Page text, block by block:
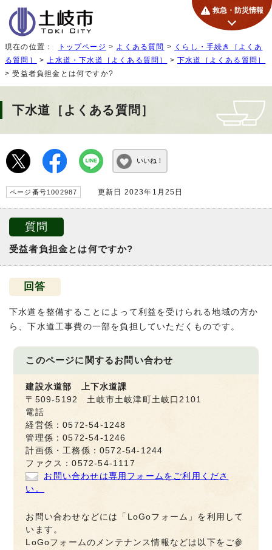
救急・防災情報
現在の位置： トップページ > よくある質問 > くらし・手続き［よくあ
る質問］
>上水道・下水道［よくある質問］ >下水道［よくある質問］
> 受益者負担金とは何ですか?
下水道［よくある質問］
いいね！
ページ番号1002987 更新日 2023年1月25日
質問
受益者負担金とは何ですか?
回答
下水道を整備することによって利益を受けられる地域の方か
ら、下水道工事費の一部を負担していただくものです。
このページに関するお問い合わせ
建設水道部 上下水道課
〒509-5192 土岐市土岐津町土岐口2101
電話
経営係：0572-54-1248
管理係：0572-54-1246
計画係・工務係：0572-54-1244
ファクス：0572-54-1117
お問い合わせは専用フォームをご利用くださ
い。
お問い合わせなどには「LoGoフォーム」を利用して
います。
LoGoフォームのメンテナンス情報などは以下をご参